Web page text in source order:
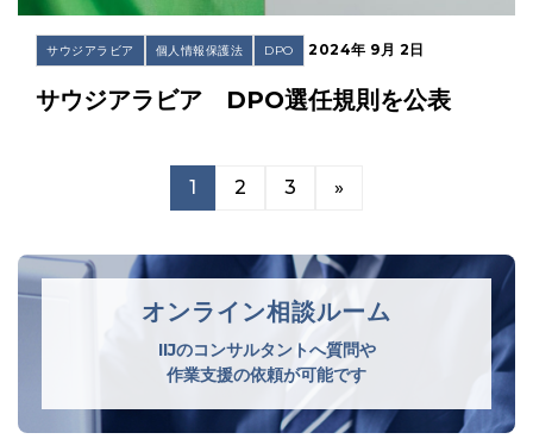
サウジアラビア 個人情報保護法 DPO 2024年 9月 2日
サウジアラビア DPO選任規則を公表
1 2 3 »
オンライン相談ルーム
IIJのコンサルタントへ質問や
作業支援の依頼が可能です